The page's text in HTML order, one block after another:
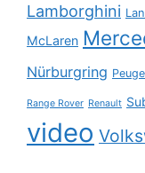
Lamborghini
McLaren
Nürburgring
Range Rover Renault
video